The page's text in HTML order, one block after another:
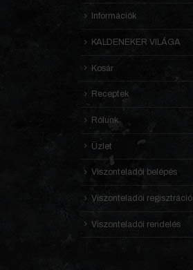
Információk
KALDENEKER VILÁGA
Kosár
Receptek
Rólunk
Üzlet
Viszonteladói belépés
Viszonteladói regisztráció
Viszonteladói rendelés